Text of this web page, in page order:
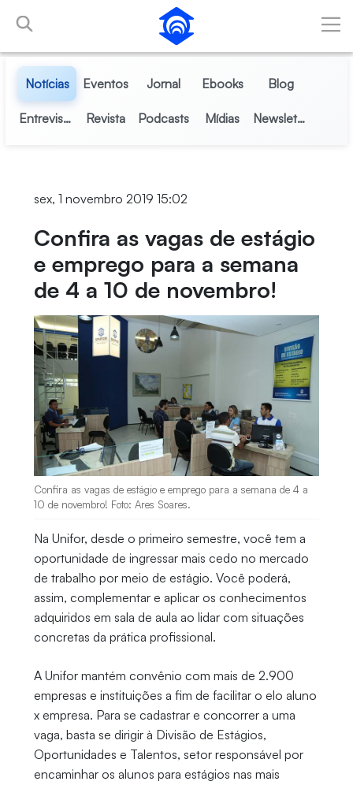
Pular para o Conteúdo principal
Notícias Eventos Jornal Ebooks Blog
Entrevistas Revista Podcasts Mídias Newsletter
sex, 1 novembro 2019 15:02
Confira as vagas de estágio
e emprego para a semana
de 4 a 10 de novembro!
Confira as vagas de estágio e emprego para a semana de 4 a
10 de novembro! Foto: Ares Soares.
Na Unifor, desde o primeiro semestre, você tem a
oportunidade de ingressar mais cedo no mercado
de trabalho por meio de estágio. Você poderá,
assim, complementar e aplicar os conhecimentos
adquiridos em sala de aula ao lidar com situações
concretas da prática profissional.
A Unifor mantém convênio com mais de 2.900
empresas e instituições a fim de facilitar o elo aluno
x empresa. Para se cadastrar e concorrer a uma
vaga, basta se dirigir à Divisão de Estágios,
Oportunidades e Talentos, setor responsável por
encaminhar os alunos para estágios nas mais